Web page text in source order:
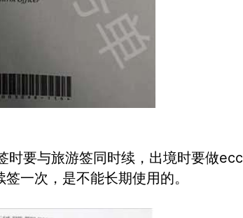
时要与旅游签同时续，出境时要做ecc
一次，是不能长期使用的。